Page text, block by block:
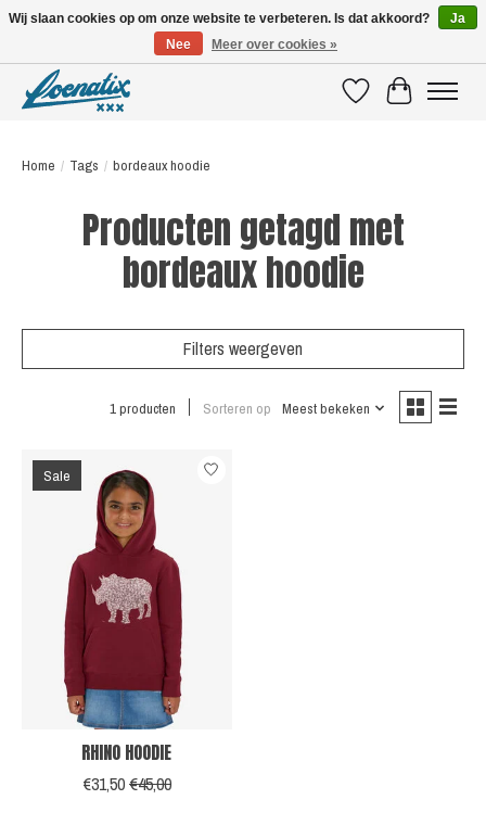
VerlanglijstWinkelwagen
Home / Tags / bordeaux hoodie
Producten getagd met
bordeaux hoodie
Filters weergeven
1 producten Sorteren op Meest bekeken
Sale
RHINO HOODIE
€31,50€45,00
Wij slaan cookies op om onze website te verbeteren. Is dat akkoord?
Ja
Nee
Meer over cookies »